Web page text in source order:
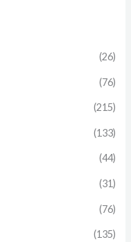
(26)
(76)
(215)
(133)
(44)
(31)
(76)
(135)